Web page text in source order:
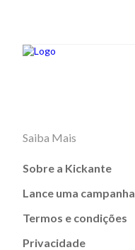
Saiba Mais
Sobre a Kickante
Lance uma campanha
Termos e condições
Privacidade